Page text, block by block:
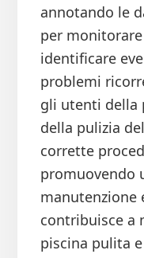
annotando le
per monitorare
identificare
problemi
gli utenti della
della pulizia
corrette
promuovendo
manutenzione
contribuisce a
piscina pulita